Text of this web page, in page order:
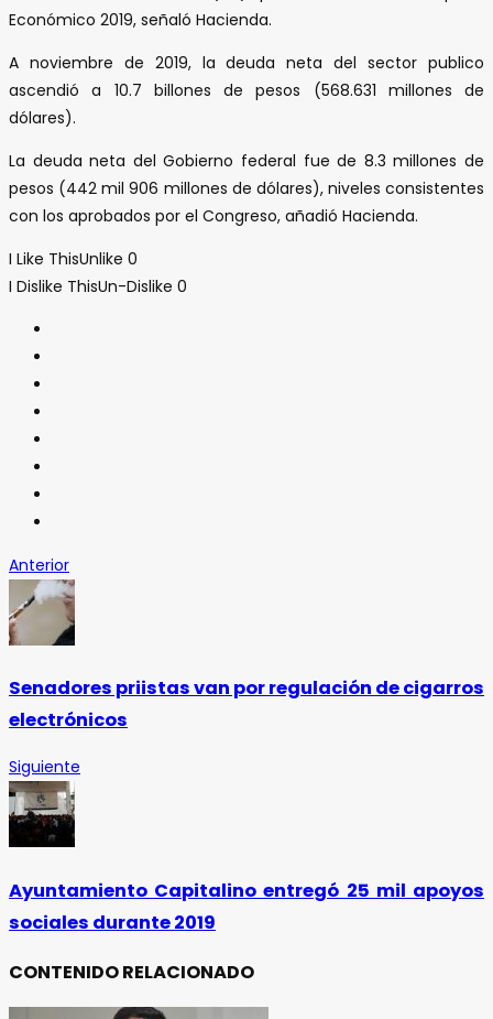
Económico 2019, señaló Hacienda.
A noviembre de 2019, la deuda neta del sector publico
ascendió a 10.7 billones de pesos (568.631 millones de
dólares).
La deuda neta del Gobierno federal fue de 8.3 millones de
pesos (442 mil 906 millones de dólares), niveles consistentes
con los aprobados por el Congreso, añadió Hacienda.
I Like ThisUnlike 0
I Dislike ThisUn-Dislike 0
Anterior
Senadores priistas van por regulación de cigarros
electrónicos
Siguiente
Ayuntamiento Capitalino entregó 25 mil apoyos
sociales durante 2019
CONTENIDO RELACIONADO